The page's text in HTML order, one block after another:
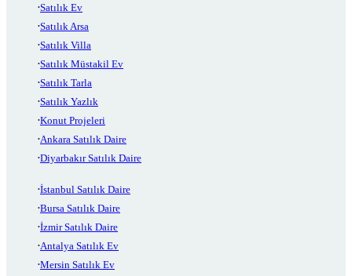
Satılık Ev
Satılık Arsa
Satılık Villa
Satılık Müstakil Ev
Satılık Tarla
Satılık Yazlık
Konut Projeleri
Ankara Satılık Daire
Diyarbakır Satılık Daire
İstanbul Satılık Daire
Bursa Satılık Daire
İzmir Satılık Daire
Antalya Satılık Ev
Mersin Satılık Ev